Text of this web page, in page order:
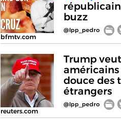
bfmtv.com
buzz
@lpp_pedro
reuters.com
Trump
douce des
étrangers
@lpp_pedro